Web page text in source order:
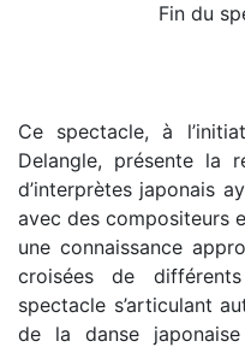
Fin du
Ce spectacle, à
Delangle, présente la
d’interprètes japonais
avec des compositeurs
une connaissance
croisées de
spectacle s’articulant
de la danse